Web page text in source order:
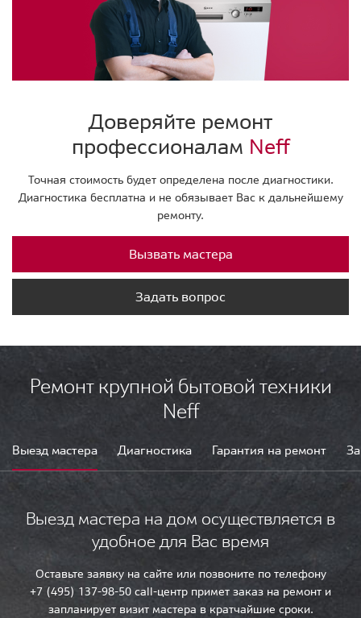
Доверяйте ремонт
профессионалам Neff
Точная стоимость будет определена после диагностики.
Диагностика бесплатна и не обязывает Вас к дальнейшему
ремонту.
Вызвать мастера
Задать вопрос
Ремонт крупной бытовой техники
Neff
Выезд мастера Диагностика Гарантия на ремонт
Выезд мастера на дом осуществляется в
удобное для Вас время
Оставьте заявку на сайте или позвоните по телефону
+7 (495) 137-98-50 call-центр примет заказ на ремонт и
запланирует визит мастера в кратчайшие сроки.